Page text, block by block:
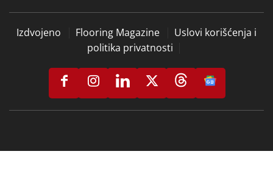
Izdvojeno Flooring Magazine
Uslovi korišćenja i
politika privatnosti